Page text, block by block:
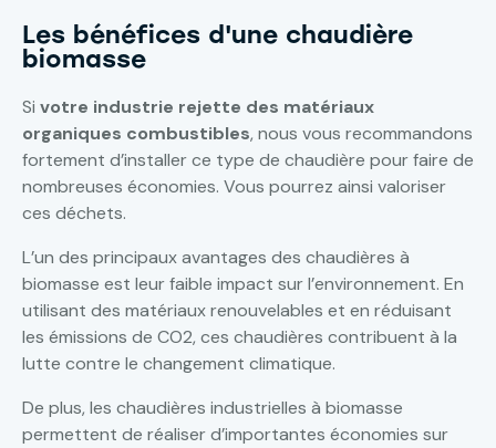
Les bénéfices d'une chaudière
biomasse
Si votre industrie rejette des matériaux
organiques combustibles, nous vous recommandons
fortement d’installer ce type de chaudière pour faire de
nombreuses économies. Vous pourrez ainsi valoriser
ces déchets.
L’un des principaux avantages des chaudières à
biomasse est leur faible impact sur l’environnement. En
utilisant des matériaux renouvelables et en réduisant
les émissions de CO2, ces chaudières contribuent à la
lutte contre le changement climatique.
De plus, les chaudières industrielles à biomasse
permettent de réaliser d’importantes économies sur